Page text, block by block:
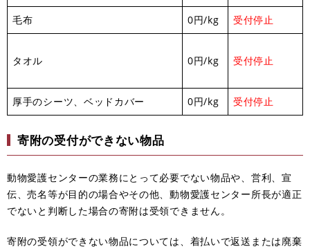
毛布 0円/kg 受付停止​​
タオル 0円/kg 受付停止
厚手のシーツ、ベッドカバー 0円/kg 受付停止
寄附の受付ができない物品
動物愛護センターの業務にとって必要でない物品や、営利、宣
伝、売名等が目的の場合やその他、動物愛護センター所長が適正
でないと判断した場合の寄附は受領できません。
寄附の受領ができない物品については、着払いで返送または廃棄